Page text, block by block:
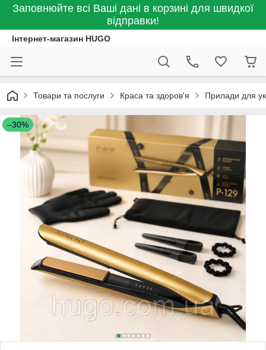
Заповнюйте всі Ваші дані в корзині для швидкої
відправки!
Інтернет-магазин HUGO
Товари та послуги Краса та здоров'я Прилади для
–30%